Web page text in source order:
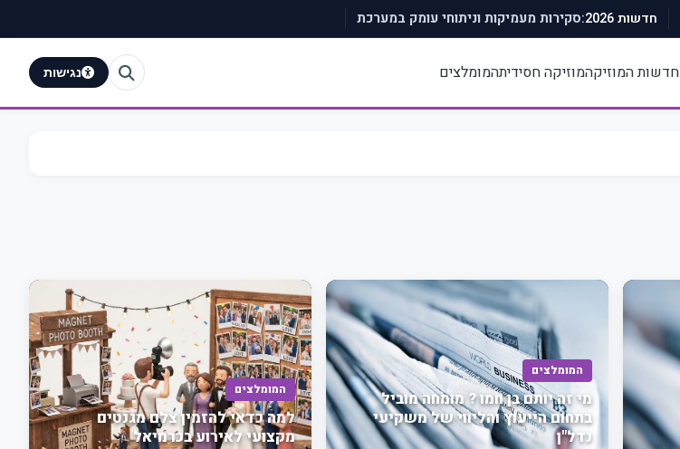
חדשות 2026: סקירות מעמיקות וניתוחי עומק במערכת
חדשות המוזיקהמוזיקה חסידיתהמומלצים נגישות
המומלצים
מי זה יותם בן חמו ? מומחה מוביל
בתחום הייעוץ והליווי של משקיעי
נדל"ן
המומלצים
למה כדאי להזמין צלם מגנטים
מקצועי לאירוע בכרמיאל